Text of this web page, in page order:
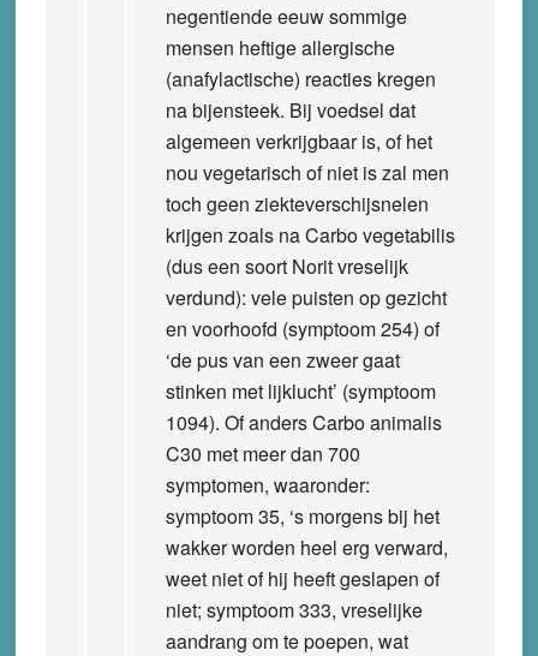
negentiende eeuw sommige
mensen heftige allergische
(anafylactische) reacties kregen
na bijensteek. Bij voedsel dat
algemeen verkrijgbaar is, of het
nou vegetarisch of niet is zal men
toch geen ziekteverschijsnelen
krijgen zoals na Carbo vegetabilis
(dus een soort Norit vreselijk
verdund): vele puisten op gezicht
en voorhoofd (symptoom 254) of
‘de pus van een zweer gaat
stinken met lijklucht’ (symptoom
1094). Of anders Carbo animalis
C30 met meer dan 700
symptomen, waaronder:
symptoom 35, ‘s morgens bij het
wakker worden heel erg verward,
weet niet of hij heeft geslapen of
niet; symptoom 333, vreselijke
aandrang om te poepen, wat